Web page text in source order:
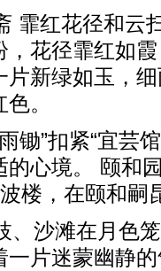
霏红花径和云
花径霏红如
新绿如玉，
。
锄”扣紧“宜芸
的心境。 颐和
楼，在颐和嗣
、沙滩在月色
片迷蒙幽静